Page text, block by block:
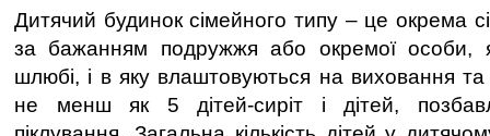
Дитячий будинок сімейного типу – це окрема
за бажанням подружжя або окремої особи,
шлюбі, і в яку влаштовуються на виховання
не менш як 5 дітей-сиріт і дітей,